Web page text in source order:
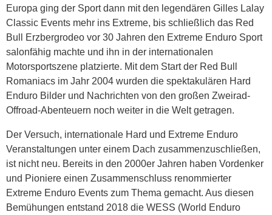
Europa ging der Sport dann mit den legendären Gilles Lalay
Classic Events mehr ins Extreme, bis schließlich das Red
Bull Erzbergrodeo vor 30 Jahren den Extreme Enduro Sport
salonfähig machte und ihn in der internationalen
Motorsportszene platzierte. Mit dem Start der Red Bull
Romaniacs im Jahr 2004 wurden die spektakulären Hard
Enduro Bilder und Nachrichten von den großen Zweirad-
Offroad-Abenteuern noch weiter in die Welt getragen.
Der Versuch, internationale Hard und Extreme Enduro
Veranstaltungen unter einem Dach zusammenzuschließen,
ist nicht neu. Bereits in den 2000er Jahren haben Vordenker
und Pioniere einen Zusammenschluss renommierter
Extreme Enduro Events zum Thema gemacht. Aus diesen
Bemühungen entstand 2018 die WESS (World Enduro